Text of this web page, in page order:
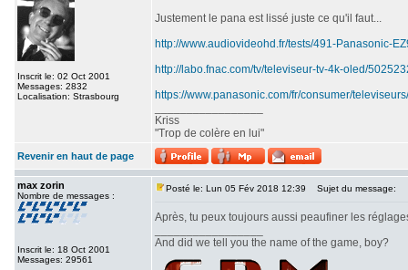
Inscrit le: 02 Oct 2001
Messages: 2832
Localisation: Strasbourg
Justement le pana est lissé juste ce qu'il faut...
http://www.audiovideohd.fr/tests/491-Panasonic-
http://labo.fnac.com/tv/televiseur-tv-4k-oled/
https://www.panasonic.com/fr/consumer/
Kriss
"Trop de colère en lui"
Revenir en haut de page
max zorin
Nombre de messages :
Inscrit le: 18 Oct 2001
Messages: 29561
Posté le: Lun 05 Fév 2018 12:39 Sujet du message:
Après, tu peux toujours aussi peaufiner les
And did we tell you the name of the game, boy?